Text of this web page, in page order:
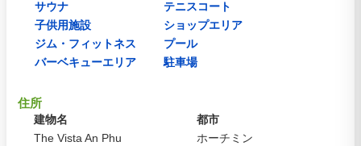
サウナ
テニスコート
子供用施設
ショップエリア
ジム・フィットネス
プール
バーベキューエリア
駐車場
住所
建物名
The Vista An Phu
都市
ホーチミン